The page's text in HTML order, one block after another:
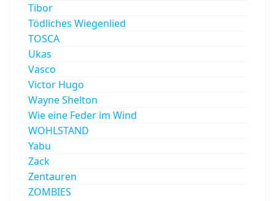
Tibor
Tödliches Wiegenlied
TOSCA
Ukas
Vasco
Victor Hugo
Wayne Shelton
Wie eine Feder im Wind
WOHLSTAND
Yabu
Zack
Zentauren
ZOMBIES